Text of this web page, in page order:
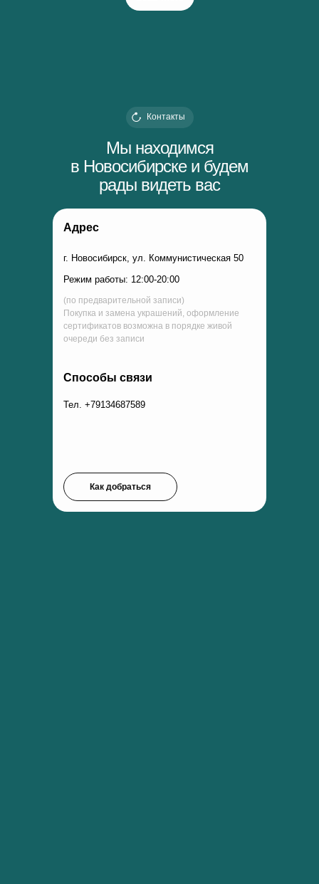
Мы находимся
в Новосибирске и будем
рады видеть вас
Контакты
Адрес
Способы связи
г. Новосибирск, ул. Коммунистическая 50
Тел. +79134687589
Режим работы: 12:00-20:00
(по предварительной записи)
Покупка и замена украшений, оформление
сертификатов возможна в порядке живой
очереди без записи
Как добраться